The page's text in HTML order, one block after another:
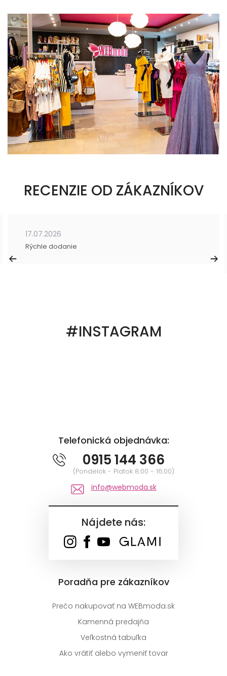
RECENZIE OD ZÁKAZNÍKOV
17.07.2026
Rýchle dodanie
#INSTAGRAM
Telefonická objednávka:
0915 144 366
(Pondelok - Piatok 8:00 - 16:00)
info@webmoda.sk
Nájdete nás:
Poradňa pre zákazníkov
Prečo nakupovať na WEBmoda.sk
Kamenná predajňa
Veľkostná tabuľka
Ako vrátiť alebo vymeniť tovar